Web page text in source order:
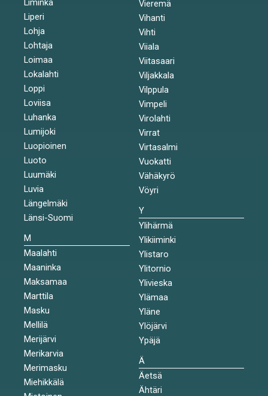
Liminka
Liperi
Lohja
Lohtaja
Loimaa
Lokalahti
Loppi
Loviisa
Luhanka
Lumijoki
Luopioinen
Luoto
Luumäki
Luvia
Längelmäki
Länsi-Suomi
M
Maalahti
Maaninka
Maksamaa
Marttila
Masku
Mellilä
Merijärvi
Merikarvia
Merimasku
Miehikkälä
Vieremä
Vihanti
Vihti
Viiala
Viitasaari
Viljakkala
Vilppula
Vimpeli
Virolahti
Virrat
Virtasalmi
Vuokatti
Vähäkyrö
Vöyri
Y
Ylihärmä
Ylikiiminki
Ylistaro
Ylitornio
Ylivieska
Ylämaa
Yläne
Ylöjärvi
Ypäjä
Ä
Äetsä
Ähtäri